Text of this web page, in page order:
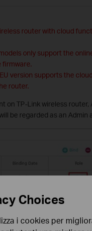
router with cloud
only support the
firmware.
version supports the
router.
on TP-Link wireless router,
be regarded as an Admin
Choices
i cookies per